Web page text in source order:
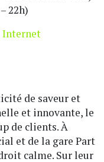
22h)
Internet
de saveur et
et innovante, le
de clients. À
et de la gare Part
calme. Sur leur